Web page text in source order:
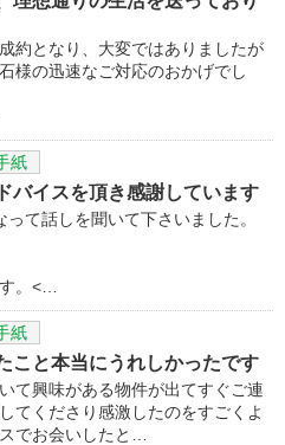
約となり、大変ではありましたが
様の迅速なご対応のおかげでし
紙
バイスを頂き感謝しています
て話しを聞いて下さいました。
。<…
紙
こと本当にうれしかったです
て興味がある物件が出てすぐご連
てくださり感激したのをすごくよ
でお会いしたと…